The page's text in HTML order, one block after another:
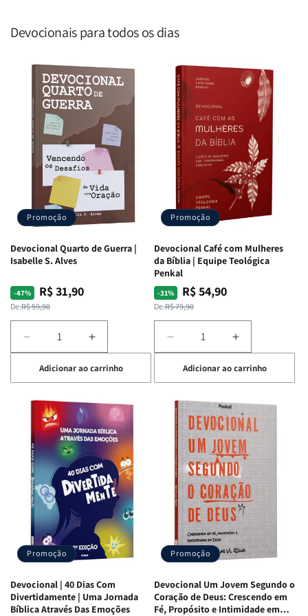
Devocionais para todos os dias
Promoção
Devocional Quarto de Guerra |
Isabelle S. Alves
-47%
Preço
normal
De:R$ 59,90
Preço
promocional
R$ 31,90
Diminuir
a
quantidade
de
Devocional
Quarto
de
Guerra
Isabelle
S.
Alves
Aumentar
a
quantidade
de
Devocional
Quarto
de
Guerra
|
Isabelle
S.
Alves
Adicionar ao carrinho
Promoção
Devocional Café com Mulheres
da Bíblia | Equipe Teológica
Penkal
-31%
Preço
normal
De:R$ 79,90
Preço
promocional
R$ 54,90
Diminuir
a
quantidade
de
Devocional
Café
com
Mulheres
da
Bíblia
Equipe
Teológica
Penkal
Aumentar
a
quantidade
de
Devocional
Café
com
Mulheres
da
Bíblia
|
Equipe
Teológica
Penkal
Adicionar ao carrinho
Promoção
Devocional | 40 Dias Com
Divertidamente | Uma Jornada
Bíblica Através Das Emoções
Promoção
Devocional Um Jovem Segundo o
Coração de Deus: Crescendo em
Fé, Propósito e Intimidade em